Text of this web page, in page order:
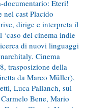
Eteri!
nel cast Placido
dirige e interpreta il
del cinema indie
di nuovi linguaggi
Cinema
trasposizione della
da Marco Müller),
Luca Pallanch, sul
Bene, Mario